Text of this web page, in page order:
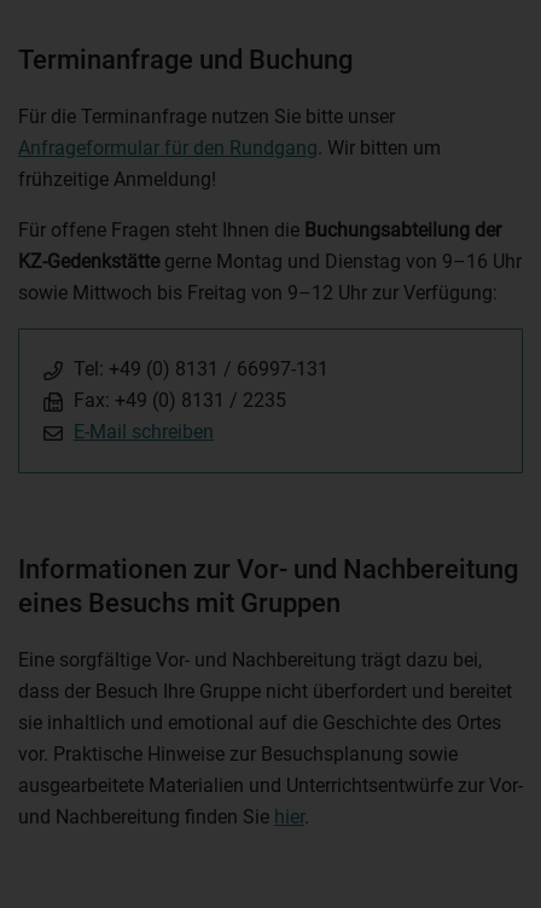
Terminanfrage und Buchung
Für die Terminanfrage nutzen Sie bitte unser
Anfrageformular für den Rundgang. Wir bitten um
frühzeitige Anmeldung!
Für offene Fragen steht Ihnen die Buchungsabteilung der
KZ-Gedenkstättegerne Montag und Dienstag von 9–16 Uhr
sowie Mittwoch bis Freitag von 9–12 Uhr zur Verfügung:
Tel: +49 (0) 8131 / 66997-131
Fax: +49 (0) 8131 / 2235
E-Mail schreiben
Informationen zur Vor- und Nachbereitung
eines Besuchs mit Gruppen
Eine sorgfältige Vor- und Nachbereitung trägt dazu bei,
dass der Besuch Ihre Gruppe nicht überfordert und bereitet
sie inhaltlich und emotional auf die Geschichte des Ortes
vor. Praktische Hinweise zur Besuchsplanung sowie
ausgearbeitete Materialien und Unterrichtsentwürfe zur Vor-
und Nachbereitung finden Sie hier.